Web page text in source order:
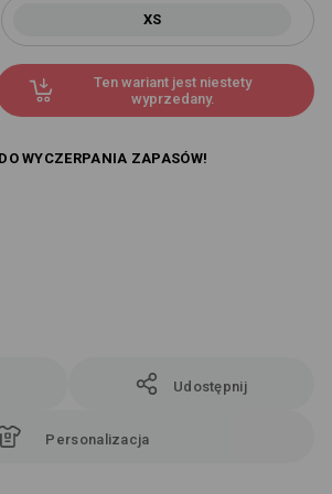
XS
Ten wariant jest niestety
wyprzedany.
WYCZERPANIA ZAPASÓW!
Udostępnij
Personalizacja